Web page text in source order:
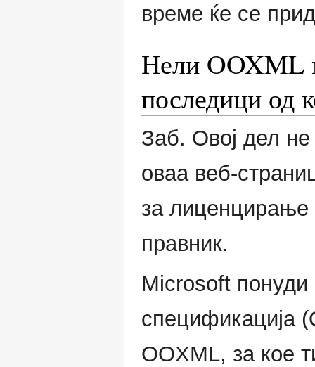
време ќе се
Нели OOXML
последици од
Заб. Овој дел
оваа веб-
за лиценцирање
правник.
Microsoft понуди
спецификација
OOXML, за кое